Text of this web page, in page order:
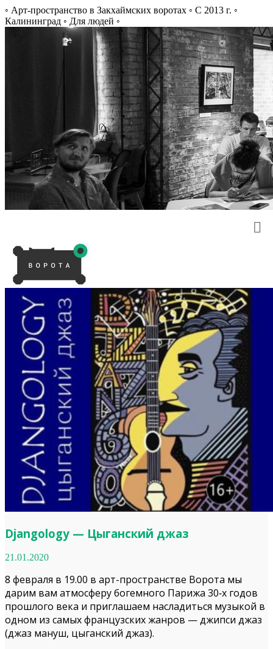
◦ Арт-пространство в Закхаймских воротах ◦ С 2013 г. ◦
Калининград ◦ Для людей ◦
Djangology — Цыганский джаз
21.01.2020
8 февраля в 19.00 в арт-пространстве Ворота мы
дарим вам атмосферу богемного Парижа 30‑х годов
прошлого века и приглашаем насладиться музыкой в
одном из самых французских жанров — джипси джаз
(джаз мануш, цыганский джаз).